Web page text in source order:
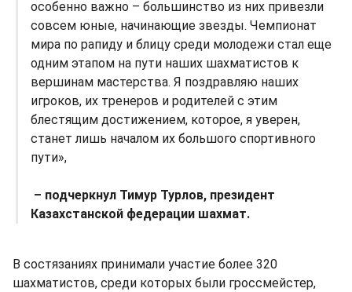
особенно важно – большинство из них привезли
совсем юные, начинающие звезды. Чемпионат
мира по рапиду и блицу среди молодежи стал еще
одним этапом на пути наших шахматистов к
вершинам мастерства. Я поздравляю наших
игроков, их тренеров и родителей с этим
блестящим достижением, которое, я уверен,
станет лишь началом их большого спортивного
пути»,
– подчеркнул Тимур Турлов, президент
Казахстанской федерации шахмат.
В состязаниях принимали участие более 320
шахматистов, среди которых были гроссмейстер,